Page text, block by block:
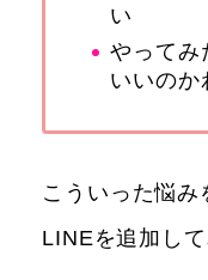
い
やってみ
いいのか
こういった悩
LINEを追加して